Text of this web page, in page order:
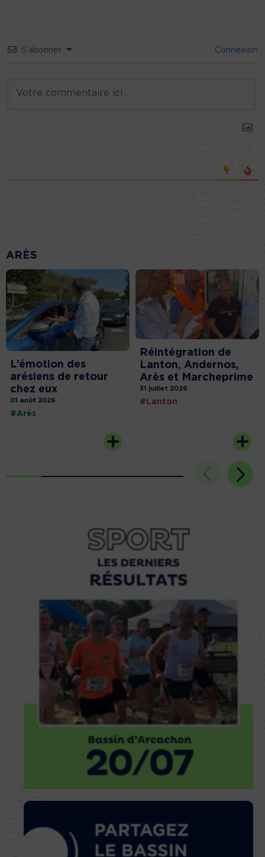
S’abonner Connexion
ARÈS
L’émotion des
arésiens de retour
chez eux
01 août 2026
#Arès
Réintégration de
Lanton, Andernos,
Arès et Marcheprime
31 juillet 2026
#Lanton